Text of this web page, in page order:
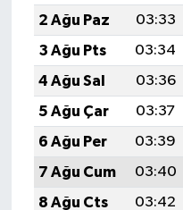
2 Ağu Paz
03:33
3 Ağu Pts
03:34
4 Ağu Sal
03:36
5 Ağu Çar
03:37
6 Ağu Per
03:39
7 Ağu Cum
03:40
8 Ağu Cts
03:42